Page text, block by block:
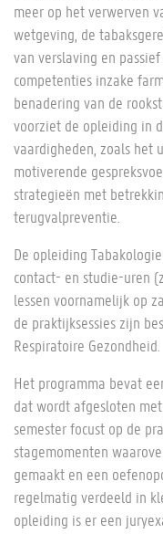
meer op het verwerven
wetgeving, de
van verslaving en
competenties inzake
benadering van de
voorziet de opleiding in
vaardigheden, zoals het
motiverende
strategieën met
terugvalpreventie.
De opleiding
contact- en studie-uren
lessen voornamelijk op
de praktijksessies zijn
Respiratoire Gezondheid.
Het programma bevat
dat wordt afgesloten
semester focust op de
stagemomenten
gemaakt en een
regelmatig verdeeld in
opleiding is er een